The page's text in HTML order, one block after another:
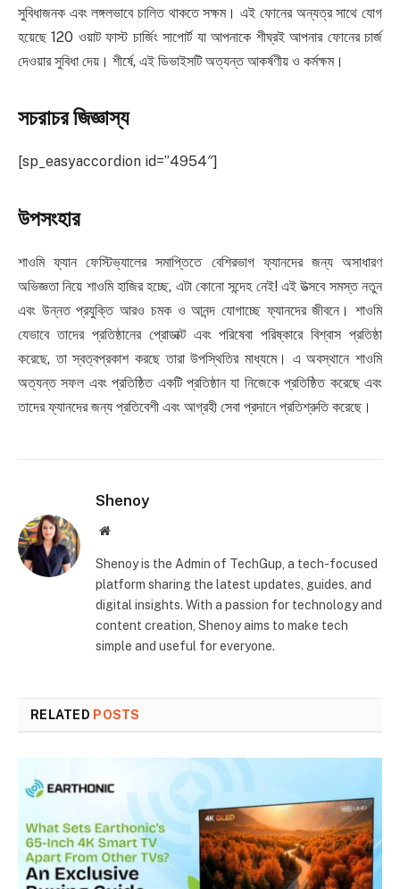
সুবিধাজনক এবং লঙ্গলভাবে চালিত থাকতে সক্ষম। এই ফোনের অন্যত্র সাথে যোগ
হয়েছে 120 ওয়াট ফাস্ট চার্জিং সাপোর্ট যা আপনাকে শীঘ্রই আপনার ফোনের চার্জ
দেওয়ার সুবিধা দেয়। শীর্ষে, এই ডিভাইসটি অত্যন্ত আকর্ষণীয় ও কর্মক্ষম।
সচরাচর জিজ্ঞাস্য
[sp_easyaccordion id=”4954″]
উপসংহার
শাওমি ফ্যান ফেস্টিভ্যালের সমাপ্তিতে বেশিরভাগ ফ্যানদের জন্য অসাধারণ
অভিজ্ঞতা নিয়ে শাওমি হাজির হচ্ছে, এটা কোনো সন্দেহ নেই! এই উত্সবে সমস্ত নতুন
এবং উন্নত প্রযুক্তি আরও চমক ও আনন্দ যোগাচ্ছে ফ্যানদের জীবনে। শাওমি
যেভাবে তাদের প্রতিষ্ঠানের প্রোডাক্ট এবং পরিষেবা পরিষ্কারে বিশ্বাস প্রতিষ্ঠা
করেছে, তা স্বত্বপ্রকাশ করছে তারা উপস্থিতির মাধ্যমে। এ অবস্থানে শাওমি
অত্যন্ত সফল এবং প্রতিষ্ঠিত একটি প্রতিষ্ঠান যা নিজেকে প্রতিষ্ঠিত করেছে এবং
তাদের ফ্যানদের জন্য প্রতিবেশী এবং আগ্রহী সেবা প্রদানে প্রতিশ্রুতি করেছে।
Shenoy
Website
Shenoy is the Admin of TechGup, a tech-focused
platform sharing the latest updates, guides, and
digital insights. With a passion for technology and
content creation, Shenoy aims to make tech
simple and useful for everyone.
RELATED POSTS